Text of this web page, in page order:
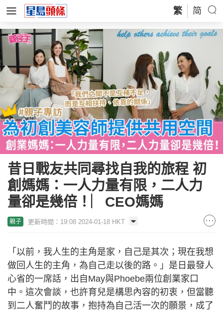
繁 简
昔日戰友共同尋找自我的旅程 初
創媽媽：一人力量有限，二人力
量卻是幾倍！︳CEO媽媽
親子 更新時間：19:08 2024-01-18 HKT
「以前，我人生的主角是家，自己是其次；現在我想
做回人生的主角，為自己走以後的路。」是日最發人
心省的一席話，出自May與Phoebe兩位創業家口
中。這次會談，也許育兒是構思內容的初衷，但當聽
到二人奮鬥的故事，抱持為自己活一次的願景，成了